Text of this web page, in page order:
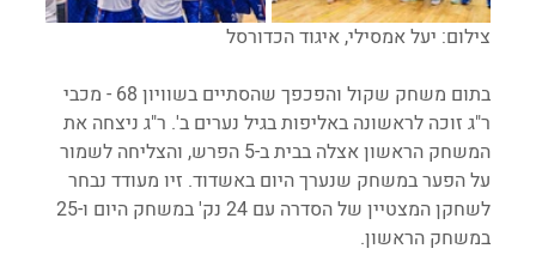
צילום: יעל אמסילי, איגוד הכדורסל
בתום משחק שקול והפכפך שהסתיים בשוויון 68 - מכבי
ר"ג זוכה לראשונה באליפות בגיל נערים ב'. ר"ג ניצחה את
המשחק הראשון אצלה בבית ב-5 הפרש, והצליחה לשמור
על הפער במשחק שנערך היום באשדוד. זיו מעודד נבחר
במשחק הראשון.